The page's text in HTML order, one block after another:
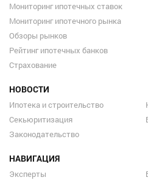
Мониторинг ипотечных ставок
Мониторинг ипотечного рынка
Обзоры рынков
Рейтинг ипотечных банков
Страхование
НОВОСТИ
Ипотека и строительство
Секьюритизация
Законодательство
НАВИГАЦИЯ
Эксперты